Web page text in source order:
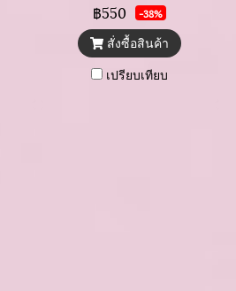
฿550 -38%
สั่งซื้อสินค้า
เปรียบเทียบ